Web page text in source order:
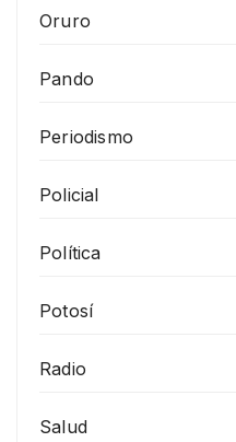
Oruro
Pando
Periodismo
Policial
Política
Potosí
Radio
Salud